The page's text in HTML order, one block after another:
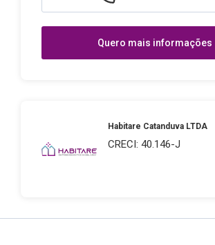
Quero mais informações
Habitare Catanduva LTDA
CRECI: 40.146-J